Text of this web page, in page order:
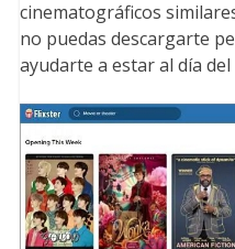
cinematográficos
no puedas descargarte
ayudarte a estar al día